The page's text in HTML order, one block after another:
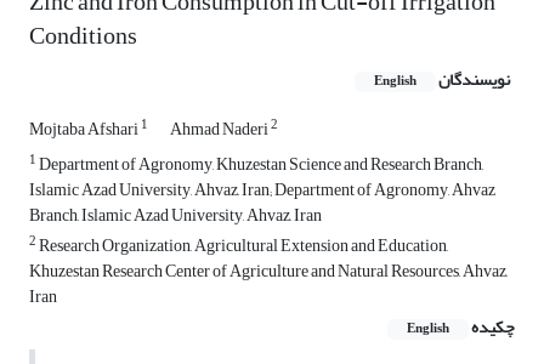
Conditions
نویسندگان English
Mojtaba Afshari1 Ahmad Naderi2
1Department of Agronomy, Khuzestan Science and Research Branch,
Islamic Azad University, Ahvaz, Iran; Department of Agronomy, Ahvaz
Branch, Islamic Azad University, Ahvaz, Iran
2Research Organization, Agricultural Extension and Education,
Khuzestan Research Center of Agriculture and Natural Resources, Ahvaz,
Iran
چکیده
English